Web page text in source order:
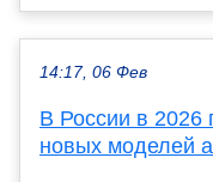
14:17, 06 Фев
В России в 2026
новых моделей